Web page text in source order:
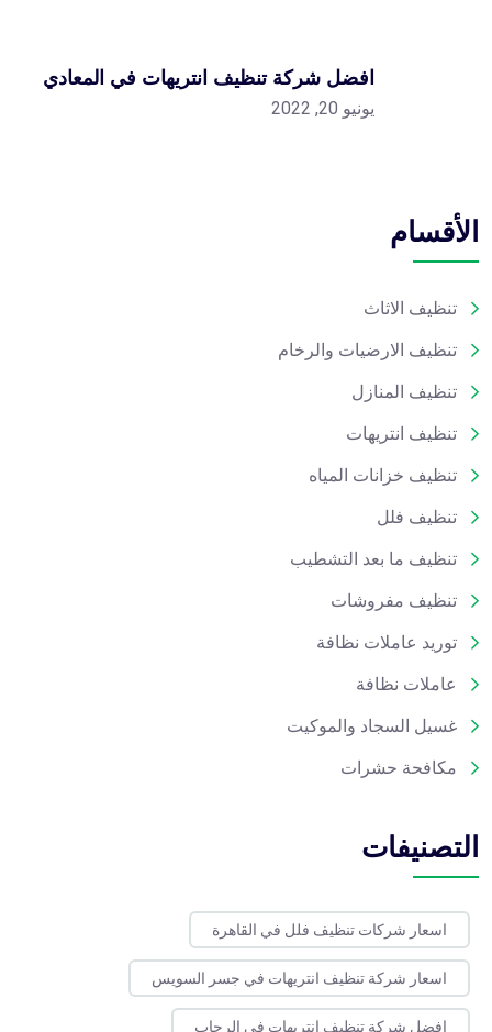
افضل شركة تنظيف انتريهات في المعادي
يونيو 20, 2022
الأقسام
تنظيف الاثاث
تنظيف الارضيات والرخام
تنظيف المنازل
تنظيف انتريهات
تنظيف خزانات المياه
تنظيف فلل
تنظيف ما بعد التشطيب
تنظيف مفروشات
توريد عاملات نظافة
عاملات نظافة
غسيل السجاد والموكيت
مكافحة حشرات
التصنيفات
اسعار شركات تنظيف فلل في القاهرة
اسعار شركة تنظيف انتريهات في جسر السويس
افضل شركة تنظيف انتريهات في الرحاب